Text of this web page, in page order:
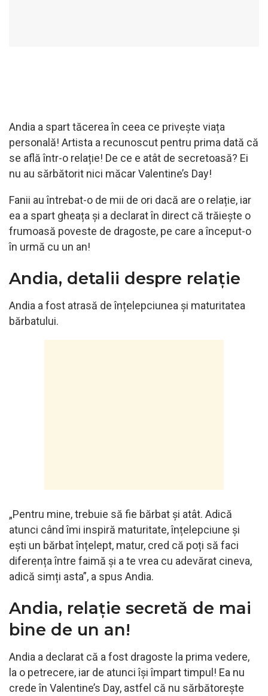
Andia a spart tăcerea în ceea ce privește viața
personală! Artista a recunoscut pentru prima dată că
se află într-o relație! De ce e atât de secretoasă? Ei
nu au sărbătorit nici măcar Valentine’s Day!
Fanii au întrebat-o de mii de ori dacă are o relație, iar
ea a spart gheața și a declarat în direct că trăiește o
frumoasă poveste de dragoste, pe care a început-o
în urmă cu un an!
Andia, detalii despre relație
Andia a fost atrasă de înțelepciunea și maturitatea
bărbatului.
„Pentru mine, trebuie să fie bărbat și atât. Adică
atunci când îmi inspiră maturitate, înțelepciune și
ești un bărbat înțelept, matur, cred că poți să faci
diferența între faimă și a te vrea cu adevărat cineva,
adică simți asta”, a spus Andia.
Andia, relație secretă de mai
bine de un an!
Andia a declarat că a fost dragoste la prima vedere,
la o petrecere, iar de atunci își împart timpul! Ea nu
crede în Valentine’s Day, astfel că nu sărbătorește